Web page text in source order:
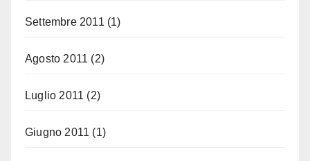
Settembre 2011 (1)
Agosto 2011 (2)
Luglio 2011 (2)
Giugno 2011 (1)